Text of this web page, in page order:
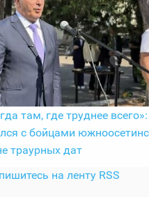
там, где труднее
с бойцами
траурных дат
на ленту RSS